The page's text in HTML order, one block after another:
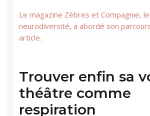
Le magazine Zèbres et Compagnie,
neurodiversité, a abordé son
article.
Trouver enfin sa
théâtre comme
respiration